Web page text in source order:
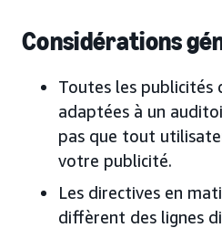
Considérations
Toutes les publicités
adaptées à un
pas que tout
votre publicité.
Les directives en
diffèrent des lignes